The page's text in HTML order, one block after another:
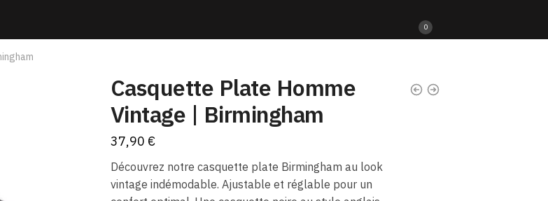
0
Casquette Plate Homme
Vintage | Birmingham
37,90 €
Découvrez notre casquette plate Birmingham au look
vintage indémodable. Ajustable et réglable pour un